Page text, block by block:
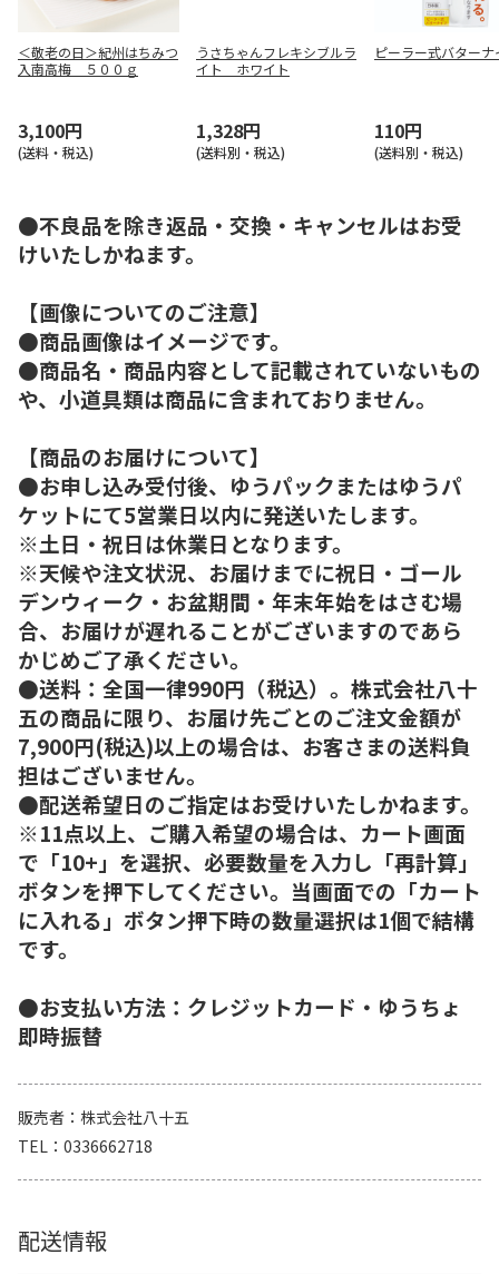
＜敬老の日＞紀州はちみつ
入南高梅 ５００ｇ
3,100円
(送料・税込)
うさちゃんフレキシブルラ
イト ホワイト
1,328円
(送料別・税込)
ピーラー式バターナ
110円
(送料別・税込)
●不良品を除き返品・交換・キャンセルはお受
けいたしかねます。
【画像についてのご注意】
●商品画像はイメージです。
●商品名・商品内容として記載されていないもの
や、小道具類は商品に含まれておりません。
【商品のお届けについて】
●お申し込み受付後、ゆうパックまたはゆうパ
ケットにて5営業日以内に発送いたします。
※土日・祝日は休業日となります。
※天候や注文状況、お届けまでに祝日・ゴール
デンウィーク・お盆期間・年末年始をはさむ場
合、お届けが遅れることがございますのであら
かじめご了承ください。
●送料：全国一律990円（税込）。株式会社八十
五の商品に限り、お届け先ごとのご注文金額が
7,900円(税込)以上の場合は、お客さまの送料負
担はございません。
●配送希望日のご指定はお受けいたしかねます。
※11点以上、ご購入希望の場合は、カート画面
で「10+」を選択、必要数量を入力し「再計算」
ボタンを押下してください。当画面での「カート
に入れる」ボタン押下時の数量選択は1個で結構
です。
●お支払い方法：クレジットカード・ゆうちょ
即時振替
販売者
株式会社八十五
TEL
0336662718
配送情報